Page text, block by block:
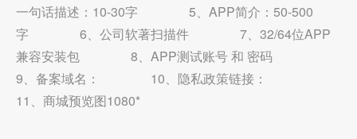
一句话描述：10-30字 5、APP简介：50-500
字 6、公司软著扫描件 7、32/64位APP
兼容安装包 8、APP测试账号 和 密码
9、备案域名： 10、隐私政策链接：
11、商城预览图1080*